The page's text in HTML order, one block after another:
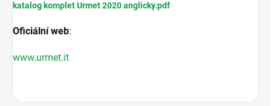
katalog komplet Urmet 2020 anglicky.pdf
Oficiální web:
www.urmet.it